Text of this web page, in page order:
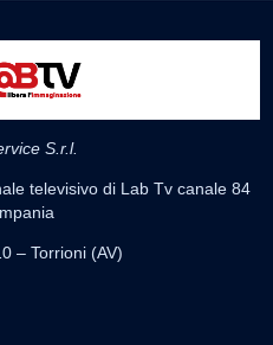
S.r.l.
televisivo di Lab Tv canale 84
– Torrioni (AV)